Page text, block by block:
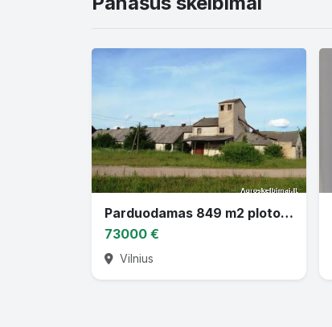
Parduodamas 849 m2 ploto mūrinis grūdų sandėlis su žemės sklypu
73000 €
Vilnius